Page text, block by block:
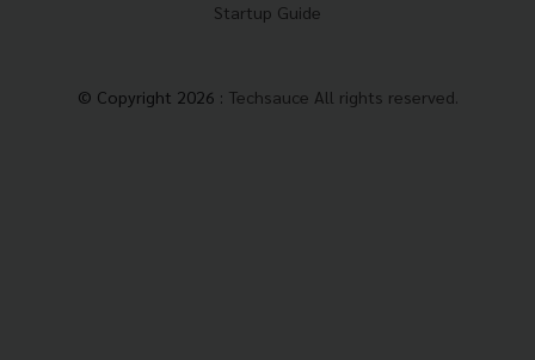
Startup Guide
© Copyright 2026 : Techsauce All rights reserved.